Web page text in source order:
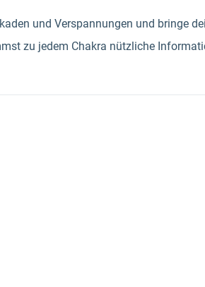
und Verspannungen und bringe
zu jedem Chakra nützliche